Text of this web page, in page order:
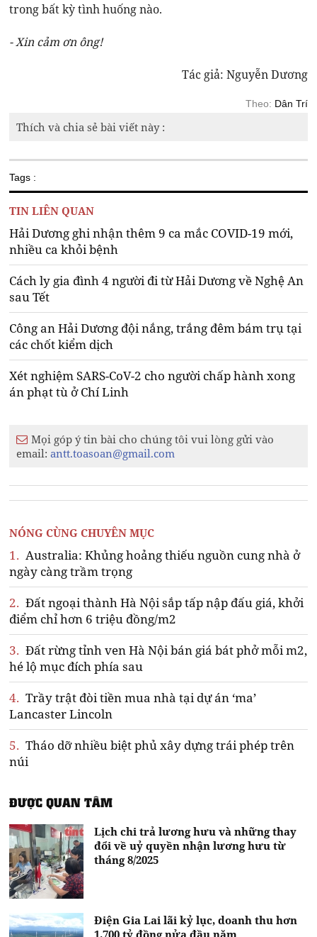
trong bất kỳ tình huống nào.
- Xin cảm ơn ông!
Tác giả: Nguyễn Dương
Theo: Dân Trí
Thích và chia sẻ bài viết này :
Tags :
TIN LIÊN QUAN
Hải Dương ghi nhận thêm 9 ca mắc COVID-19 mới,
nhiều ca khỏi bệnh
Cách ly gia đình 4 người đi từ Hải Dương về Nghệ An
sau Tết
Công an Hải Dương đội nắng, trắng đêm bám trụ tại
các chốt kiểm dịch
Xét nghiệm SARS-CoV-2 cho người chấp hành xong
án phạt tù ở Chí Linh
Mọi góp ý tin bài cho chúng tôi vui lòng gửi vào
email:antt.toasoan@gmail.com
NÓNG CÙNG CHUYÊN MỤC
1. Australia: Khủng hoảng thiếu nguồn cung nhà ở
ngày càng trầm trọng
2. Đất ngoại thành Hà Nội sắp tấp nập đấu giá, khởi
điểm chỉ hơn 6 triệu đồng/m2
3. Đất rừng tỉnh ven Hà Nội bán giá bát phở mỗi m2,
hé lộ mục đích phía sau
4. Trầy trật đòi tiền mua nhà tại dự án ‘ma’
Lancaster Lincoln
5. Tháo dỡ nhiều biệt phủ xây dựng trái phép trên
núi
ĐƯỢC QUAN TÂM
Lịch chi trả lương hưu và những thay
đổi về uỷ quyền nhận lương hưu từ
tháng 8/2025
Điện Gia Lai lãi kỷ lục, doanh thu hơn